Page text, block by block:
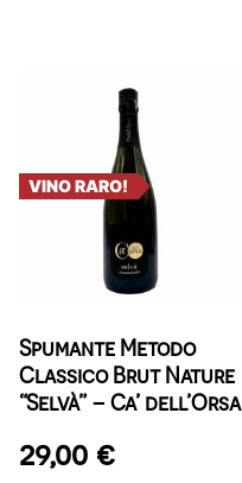
VINO RARO!
Spumante Metodo
Classico Brut Nature
“Selvà” – Ca’ dell’Orsa
29,00 €